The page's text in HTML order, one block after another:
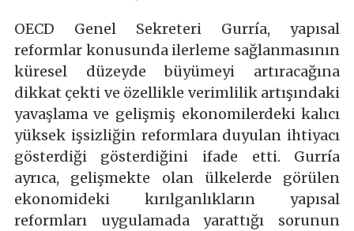
OECD Genel Sekreteri Gurría, yapısal
reformlar konusunda ilerleme sağlanmasının
küresel düzeyde büyümeyi artıracağına
dikkat çekti ve özellikle verimlilik artışındaki
yavaşlama ve gelişmiş ekonomilerdeki kalıcı
yüksek işsizliğin reformlara duyulan ihtiyacı
gösterdiği gösterdiğini ifade etti. Gurría
ayrıca, gelişmekte olan ülkelerde görülen
ekonomideki kırılganlıkların yapısal
reformları uygulamada yarattığı sorunun